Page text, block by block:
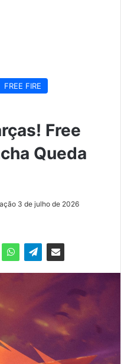
FREE FIRE
Free
Queda
3 de julho de 2026